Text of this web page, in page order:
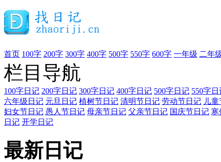
首页 100字 200字 300字 400字 500字 550字 600字 一年级 二年
栏目导航
100字日记 200字日记 300字日记 400字日记 500字日记 550字日
六年级日记 元旦日记 植树节日记 清明节日记 劳动节日记 儿
妇女节日记 愚人节日记 母亲节日记 父亲节日记 国庆节日记 寒
日记 开学日记
最新日记